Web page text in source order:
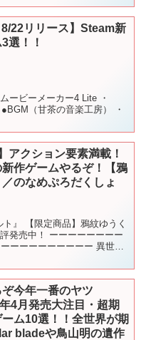
8/22リリース】Steam新
選！！
ービーメーカー4 Lite ・
（甘茶の音楽工房） ・
アクション要素満載！
作ゲームやるぞ！【鴉
のなめぷろだくしょ
』 【限定商品】鴉紋ゆうく
発売中！ ーーーーーーーー
ーーーーーーーーー 異世界
今年一番のヤツ
4月発売大注目・超期
ム10選！！全世界が期
bladeや鳥山明の遺作